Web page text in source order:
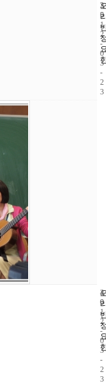
3
5
2
0
1
2
-
0
3
-
2
3
4
0
2
0
1
2
-
0
3
-
2
3